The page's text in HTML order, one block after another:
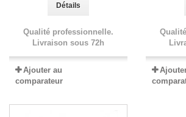
Détails
Qualité professionnelle.
Livraison sous 72h
Ajouter au
comparateur